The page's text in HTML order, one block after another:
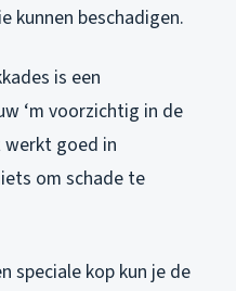
kunnen beschadigen.
is een
‘m voorzichtig in de
goed in
om schade te
speciale kop kun je de